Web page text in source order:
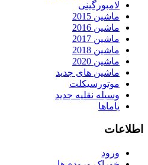
لامبورگینی
ماشین 2015
ماشین 2016
ماشین 2017
ماشین 2018
ماشین 2020
ماشین های جدید
موتورسیکلت
وسیله نقلیه جدید
یاماها
اطلاعات
ورود